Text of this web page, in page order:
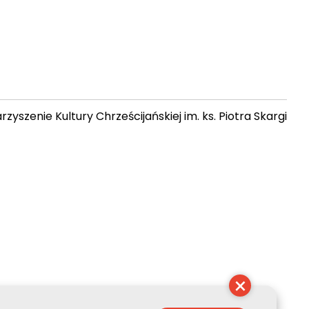
Kultury Chrześcijańskiej im. ks. Piotra Skargi
×